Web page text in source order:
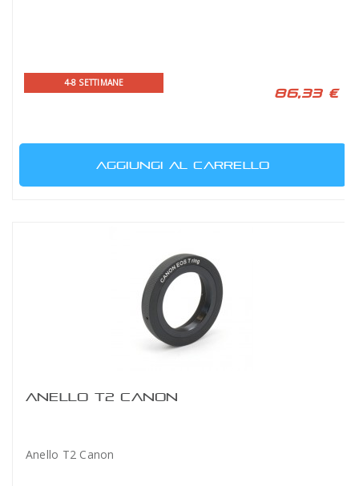
4-8 SETTIMANE
86,33 €
AGGIUNGI AL CARRELLO
ANELLO T2 CANON
Anello T2 Canon